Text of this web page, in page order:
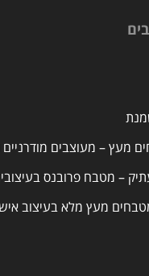
מעץ – מעוצבים מודרניים
– מטבח פרובנס
מעץ מלא בעיצוב